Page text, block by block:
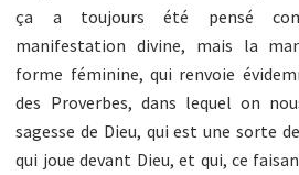
ça a toujours été pensé
manifestation divine, mais la
forme féminine, qui renvoie
des Proverbes, dans lequel on
sagesse de Dieu, qui est une sorte
qui joue devant Dieu, et qui, ce